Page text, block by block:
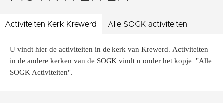
Het Grootste Museum
Steun ons
Contact
Activiteiten Kerk Krewerd Alle SOGK activiteiten
U vindt hier de activiteiten in de kerk van Krewerd. Activiteiten
in de andere kerken van de SOGK vindt u onder het kopje "Alle
SOGK Activiteiten".